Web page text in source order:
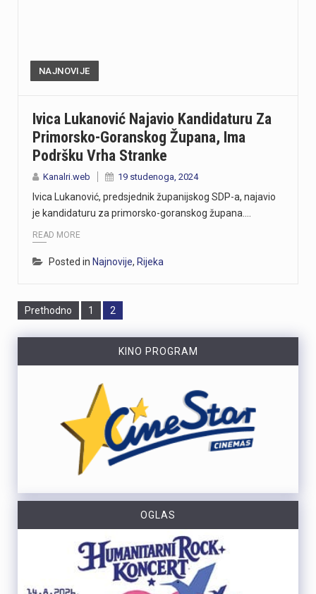
NAJNOVIJE
Ivica Lukanović Najavio Kandidaturu Za
Primorsko-Goranskog Župana, Ima
Podršku Vrha Stranke
Kanalri.web 19 studenoga, 2024
Ivica Lukanović, predsjednik županijskog SDP-a, najavio
je kandidaturu za primorsko-goranskog župana.…
READ MORE
Posted in Najnovije, Rijeka
Prethodno Page
1 Page
2
KINO PROGRAM
OGLAS